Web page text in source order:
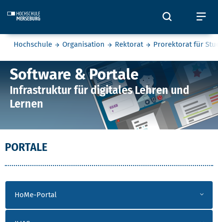
Öffnet
Sie befinden sich hier:
Hochschule Organisation Rektorat Prorektorat für
Software & Portale
Software & Portale
Infrastruktur für digitales Lehren und
Lernen
PORTALE UND VIDEO
PORTALE
HoMe-Portal